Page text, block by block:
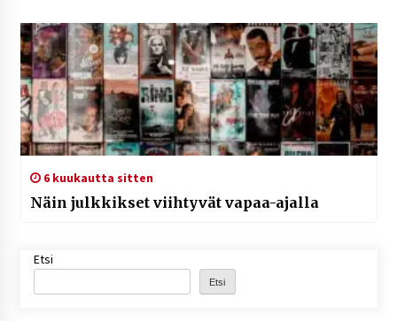
6 kuukautta sitten
Näin julkkikset viihtyvät vapaa-ajalla
Etsi
Etsi